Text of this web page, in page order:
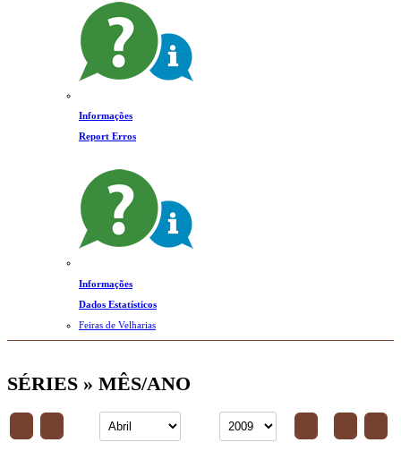
Informações
Report Erros
Informações
Dados Estatísticos
Feiras de Velharias
SÉRIES » MÊS/ANO